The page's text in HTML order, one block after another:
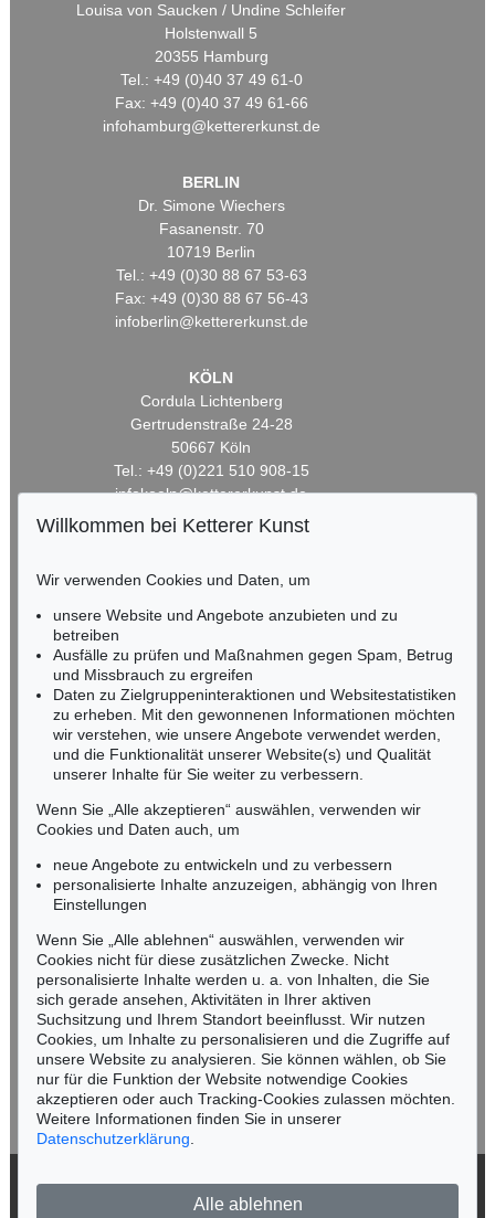
Louisa von Saucken / Undine Schleifer
Holstenwall 5
20355 Hamburg
Tel.: +49 (0)40 37 49 61-0
Fax: +49 (0)40 37 49 61-66
infohamburg@kettererkunst.de
BERLIN
Dr. Simone Wiechers
Fasanenstr. 70
10719 Berlin
Tel.: +49 (0)30 88 67 53-63
Fax: +49 (0)30 88 67 56-43
infoberlin@kettererkunst.de
KÖLN
Cordula Lichtenberg
Gertrudenstraße 24-28
50667 Köln
Tel.: +49 (0)221 510 908-15
infokoeln@kettererkunst.de
HESSEN
Miriam Heß
Tel.: +49 (0)62 21 58 80-038
Fax: +49 (0)62 21 58 80-595
infoheidelberg@kettererkunst.de
NORDDEUTSCHLAND
Nico Kassel, M.A.
Mobil: +49 (0)171 8618661
n.kassel@kettererkunst.de
Keine Auktion mehr verpassen!
Wir informieren Sie rechtzeitig.
Jetzt zum Newsletter anmelden >
Willkommen bei Ketterer Kunst
Wir verwenden Cookies und Daten, um
unsere Website und Angebote anzubieten und zu
betreiben
Ausfälle zu prüfen und Maßnahmen gegen Spam, Betrug
und Missbrauch zu ergreifen
Daten zu Zielgruppeninteraktionen und Websitestatistiken
zu erheben. Mit den gewonnenen Informationen möchten
wir verstehen, wie unsere Angebote verwendet werden,
und die Funktionalität unserer Website(s) und Qualität
unserer Inhalte für Sie weiter zu verbessern.
Wenn Sie „Alle akzeptieren“ auswählen, verwenden wir
Cookies und Daten auch, um
neue Angebote zu entwickeln und zu verbessern
personalisierte Inhalte anzuzeigen, abhängig von Ihren
Einstellungen
Wenn Sie „Alle ablehnen“ auswählen, verwenden wir
Cookies nicht für diese zusätzlichen Zwecke. Nicht
personalisierte Inhalte werden u. a. von Inhalten, die Sie
sich gerade ansehen, Aktivitäten in Ihrer aktiven
Suchsitzung und Ihrem Standort beeinflusst. Wir nutzen
Cookies, um Inhalte zu personalisieren und die Zugriffe auf
unsere Website zu analysieren. Sie können wählen, ob Sie
nur für die Funktion der Website notwendige Cookies
akzeptieren oder auch Tracking-Cookies zulassen möchten.
Weitere Informationen finden Sie in unserer
Datenschutzerklärung
Alle ablehnen